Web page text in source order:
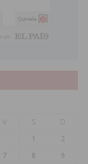
V S
D
1
2
7 8
9